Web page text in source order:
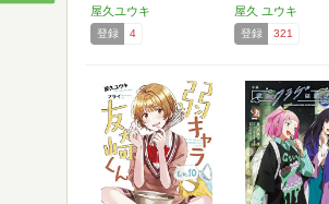
(S…
屋久ユウキ
登録 4
屋久 ユウキ
登録 321